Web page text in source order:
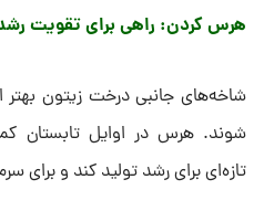
هرس کردن: راهی برای تقویت
شاخه‌های جانبی درخت زیتون
شوند. هرس در اوایل تابستان
تازه‌ای برای رشد تولید کند و برای